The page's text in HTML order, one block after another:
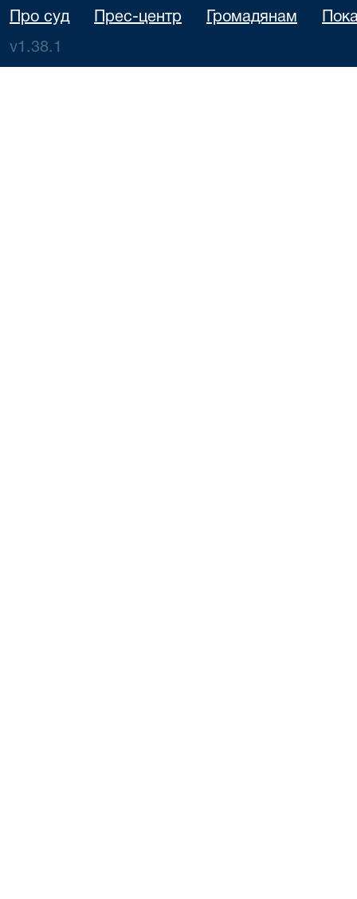
Про суд Прес-центр Громадянам
v1.38.1